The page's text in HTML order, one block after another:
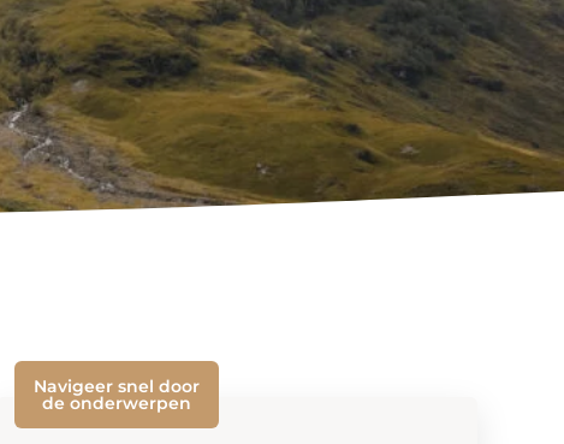
Navigeer snel door
de onderwerpen